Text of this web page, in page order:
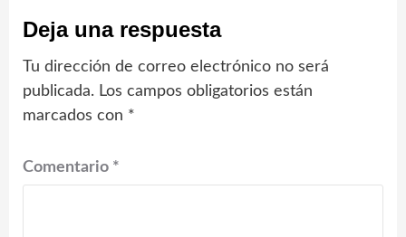
Deja una respuesta
Tu dirección de correo electrónico no será
publicada. Los campos obligatorios están
marcados con *
Comentario *